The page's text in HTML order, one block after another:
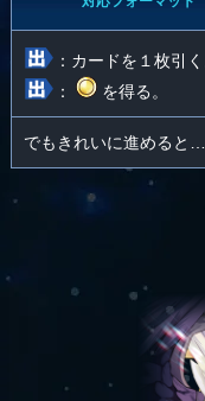
：カードを１枚引く
：
を得る。
でもきれいに進めると